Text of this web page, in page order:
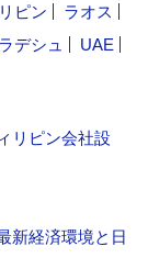
ピン
ラオス
デシュ
UAE
リピン会社設
新経済環境と日